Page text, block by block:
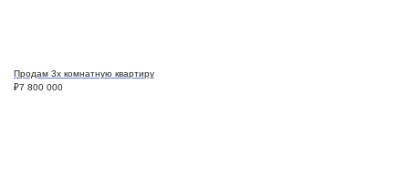
Продам 3х комнатную квартиру
₽7 800 000